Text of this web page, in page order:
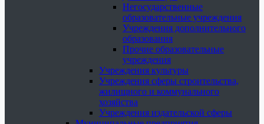
Негосударственные
образовательные учреждения
Учреждения дополнительного
образования
Прочие образовательные
учреждения
Учреждения культуры
Учреждения сферы строительства,
жилищного и коммунального
хозяйства
Учреждения издательской сферы